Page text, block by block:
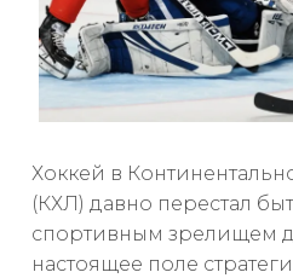
Хоккей в
(КХЛ) давно перестал
спортивным зрелищем
настоящее поле